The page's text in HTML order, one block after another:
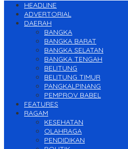
HEADLINE
ADVERTORIAL
DAERAH
BANGKA
BANGKA BARAT
BANGKA SELATAN
BANGKA TENGAH
BELITUNG
BELITUNG TIMUR
PANGKALPINANG
PEMPROV BABEL
FEATURES
RAGAM
KESEHATAN
OLAHRAGA
PENDIDIKAN